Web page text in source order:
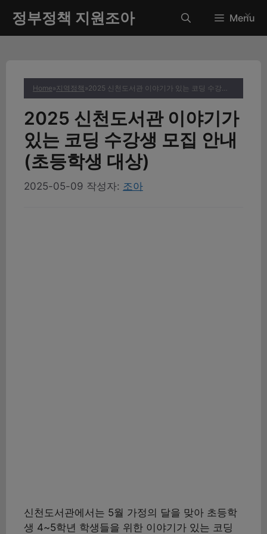
츠
정부정책 지원조아 Menu
Home»지역정책 » 2025 신천도서관 이야기가 있는 코딩 수강생 모집 안내 (초등학생 대상)
2025 신천도서관 이야기가
있는 코딩 수강생 모집 안내
(초등학생 대상)
2025-05-09 작성자: 조아
신천도서관에서는 5월 가정의 달을 맞아 초등학
생 4~5학년 학생들을 위한 이야기가 있는 코딩
✕